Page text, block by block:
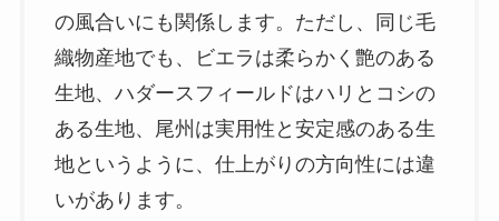
の風合いにも関係します。ただし、同じ毛
織物産地でも、ビエラは柔らかく艶のある
生地、ハダースフィールドはハリとコシの
ある生地、尾州は実用性と安定感のある生
地というように、仕上がりの方向性には違
いがあります。